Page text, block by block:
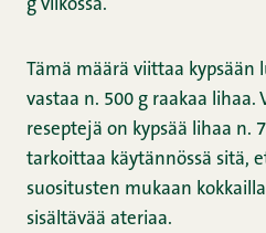
g viikossa.
Tämä määrä viittaa
vastaa n. 500 g raakaa lihaa.
reseptejä on kypsää lihaa n.
tarkoittaa käytännössä sitä,
suositusten mukaan
sisältävää ateriaa.